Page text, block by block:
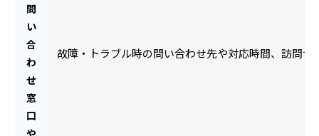
問
い
合
わ
せ
窓
口
や
故障・トラブル時の問い合わせ先や対応時間、訪問サ